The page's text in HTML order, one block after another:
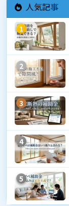
人気記事
1
2
3
4
5